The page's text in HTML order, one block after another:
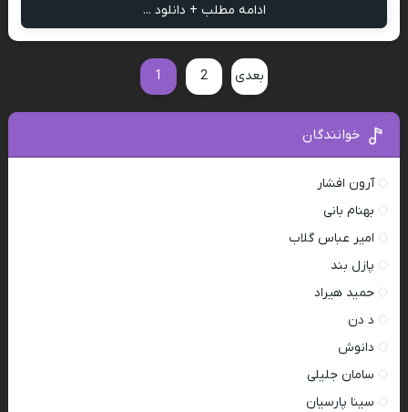
ادامه مطلب + دانلود ...
1 2 بعدی
خوانندگان
آرون افشار
بهنام بانی
امیر عباس گلاب
پازل بند
حمید هیراد
د دن
دانوش
سامان جلیلی
سینا پارسیان